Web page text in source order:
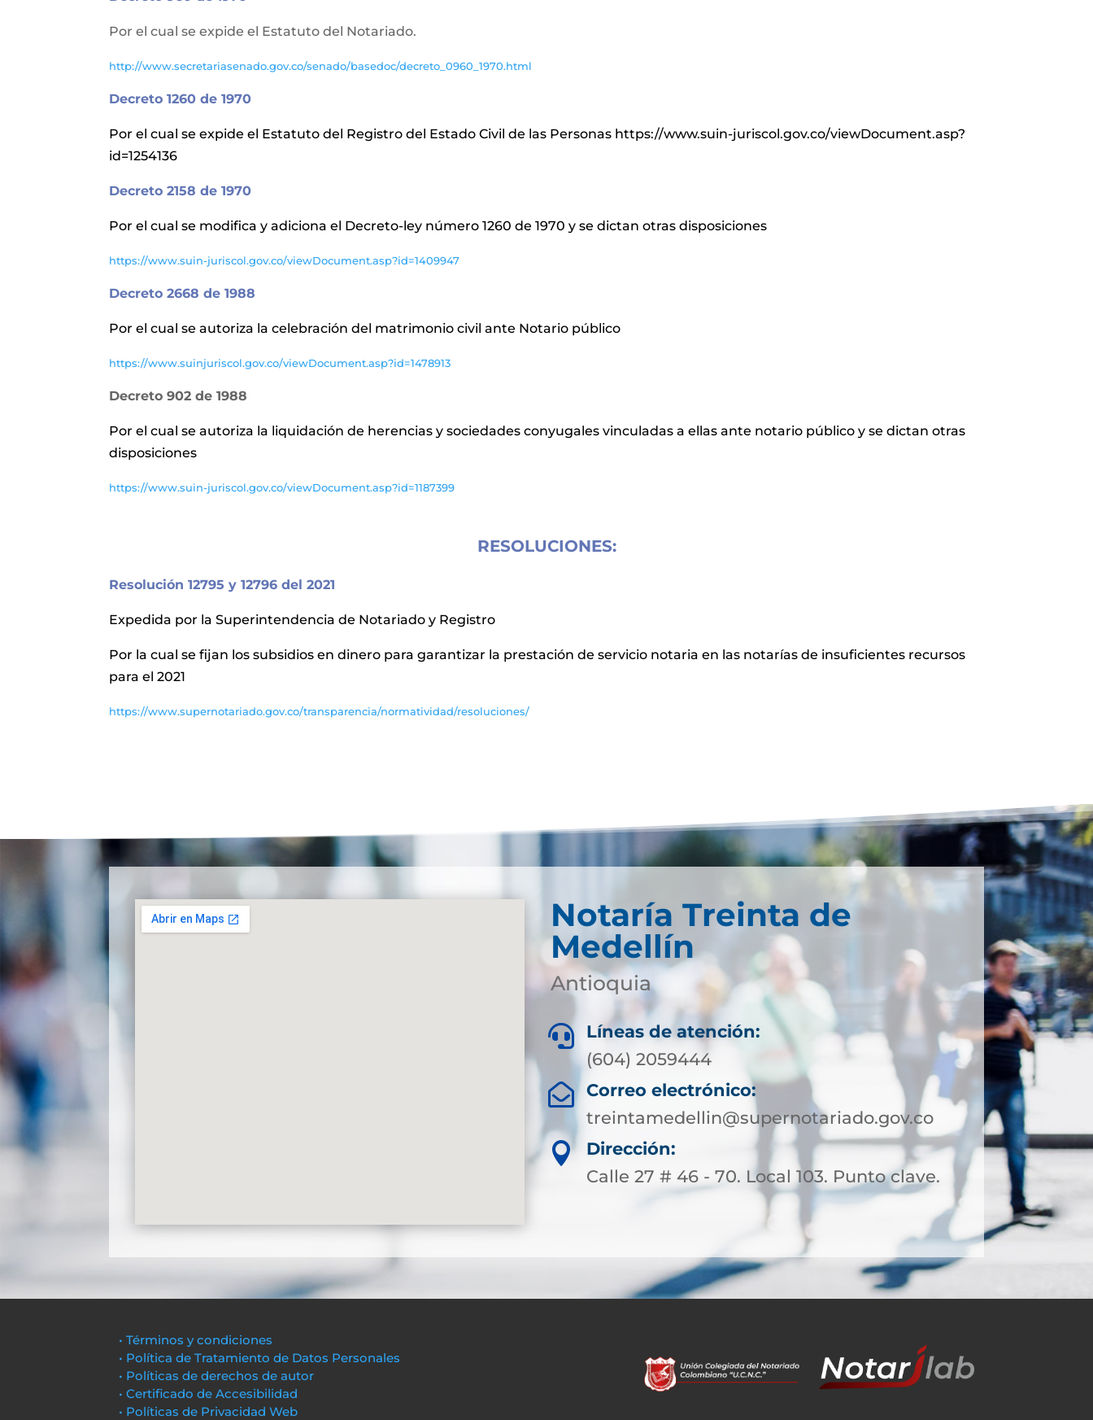
Por el cual se expide el Estatuto del Notariado.
http://www.secretariasenado.gov.co/senado/basedoc/decreto_0960_1970.html
Decreto 1260 de 1970
Por el cual se expide el Estatuto del Registro del Estado Civil de las Personas https://www.suin-juriscol.gov.co/viewDocument.asp?
id=1254136
Decreto 2158 de 1970
Por el cual se modifica y adiciona el Decreto-ley número 1260 de 1970 y se dictan otras disposiciones
https://www.suin-juriscol.gov.co/viewDocument.asp?id=1409947
Decreto 2668 de 1988
Por el cual se autoriza la celebración del matrimonio civil ante Notario público
https://www.suinjuriscol.gov.co/viewDocument.asp?id=1478913
Decreto 902 de 1988
Por el cual se autoriza la liquidación de herencias y sociedades conyugales vinculadas a ellas ante notario público y se dictan otras
disposiciones
https://www.suin-juriscol.gov.co/viewDocument.asp?id=1187399
RESOLUCIONES:
Resolución 12795 y 12796 del 2021
Expedida por la Superintendencia de Notariado y Registro
Por la cual se fijan los subsidios en dinero para garantizar la prestación de servicio notaria en las notarías de insuficientes recursos
para el 2021
https://www.supernotariado.gov.co/transparencia/normatividad/resoluciones/
Notaría Treinta de
Medellín
Antioquia

Líneas de atención:
(604) 2059444

Correo electrónico:
treintamedellin@supernotariado.gov.co

Dirección:
Calle 27 # 46 - 70. Local 103. Punto clave.
• Términos y condiciones
• Política de Tratamiento de Datos Personales
• Políticas de derechos de autor
• Certificado de Accesibilidad
• Políticas de Privacidad Web